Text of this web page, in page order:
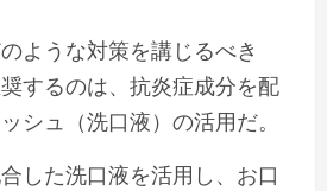
ような対策を講じるべき
するのは、抗炎症成分を配
シュ（洗口液）の活用だ。
した洗口液を活用し、お口